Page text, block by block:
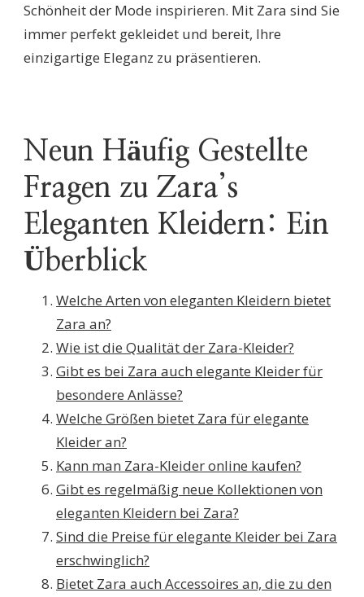
Schönheit der Mode inspirieren. Mit Zara sind Sie
immer perfekt gekleidet und bereit, Ihre
einzigartige Eleganz zu präsentieren.
Neun Häufig Gestellte
Fragen zu Zara’s
Eleganten Kleidern: Ein
Überblick
Welche Arten von eleganten Kleidern bietet
Zara an?
Wie ist die Qualität der Zara-Kleider?
Gibt es bei Zara auch elegante Kleider für
besondere Anlässe?
Welche Größen bietet Zara für elegante
Kleider an?
Kann man Zara-Kleider online kaufen?
Gibt es regelmäßig neue Kollektionen von
eleganten Kleidern bei Zara?
Sind die Preise für elegante Kleider bei Zara
erschwinglich?
Bietet Zara auch Accessoires an, die zu den